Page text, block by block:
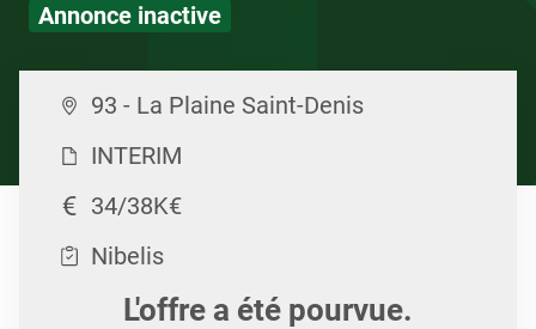
Annonce inactive
93 - La Plaine Saint-Denis
INTERIM
34/38K€
Nibelis
L'offre a été pourvue.